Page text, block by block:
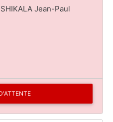
Jean-Paul